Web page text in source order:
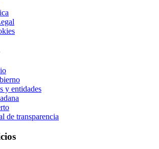
y entidades
de transparencia